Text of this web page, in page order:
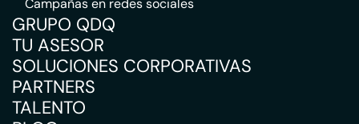
Campañas en redes sociales
GRUPO QDQ
TU ASESOR
SOLUCIONES CORPORATIVAS
PARTNERS
TALENTO